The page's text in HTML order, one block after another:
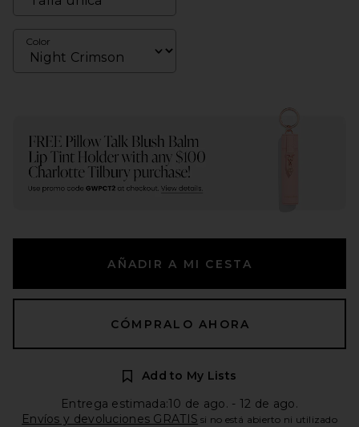
Color
AÑADIR A MI CESTA
CÓMPRALO AHORA
Add to My Lists
Entrega estimada:10 de ago. - 12 de ago.
Envíos y devoluciones GRATIS si no está abierto ni utilizado